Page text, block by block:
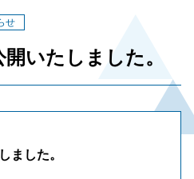
せ
いたしました。
ました。